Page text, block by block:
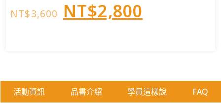
活動資訊 品書介紹 學員這樣說 FAQ
NT$3,600 NT$2,800